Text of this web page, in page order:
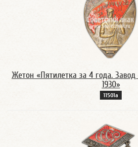
Жетон «Пятилетка за 4 года.
1930»
11501а